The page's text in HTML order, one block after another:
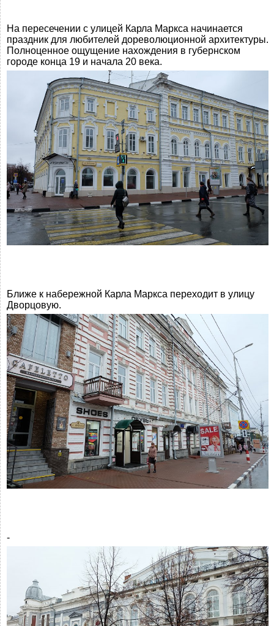
На пересечении с улицей Карла Маркса начинается
праздник для любителей дореволюционной архитектуры.
Полноценное ощущение нахождения в губернском
городе конца 19 и начала 20 века.
Ближе к набережной Карла Маркса переходит в улицу
Дворцовую.
-